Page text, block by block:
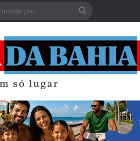
Lateral